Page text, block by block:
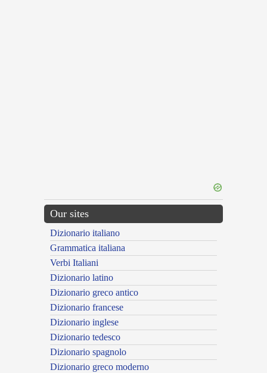
Our sites
Dizionario italiano
Grammatica italiana
Verbi Italiani
Dizionario latino
Dizionario greco antico
Dizionario francese
Dizionario inglese
Dizionario tedesco
Dizionario spagnolo
Dizionario greco moderno